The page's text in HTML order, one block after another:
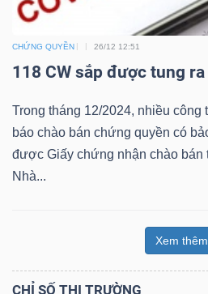
CHỨNG QUYỀN 26/12 12:51
118 CW sắp được tung
Trong tháng 12/2024, nhiều công
báo chào bán chứng quyền có
được Giấy chứng nhận chào bán
Nhà...
Xem thêm
CHỈ SỐ THỊ TRƯỜNG
Dịch
(-)
Đào
tạo
chính